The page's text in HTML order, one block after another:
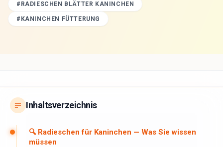
# RADIESCHEN BLÄTTER KANINCHEN
# KANINCHEN FÜTTERUNG
Inhaltsverzeichnis
🔍 Radieschen für Kaninchen — Was Sie wissen
müssen